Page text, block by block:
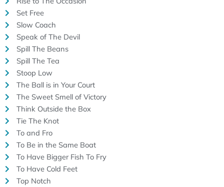
Set Free
Slow Coach
Speak of The Devil
Spill The Beans
Spill The Tea
Stoop Low
The Ball is in Your Court
The Sweet Smell of Victory
Think Outside the Box
Tie The Knot
To and Fro
To Be in the Same Boat
To Have Bigger Fish To Fry
To Have Cold Feet
Top Notch